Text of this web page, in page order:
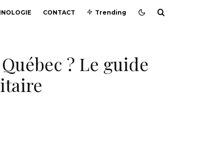
CONTACT Trending
? Le guide